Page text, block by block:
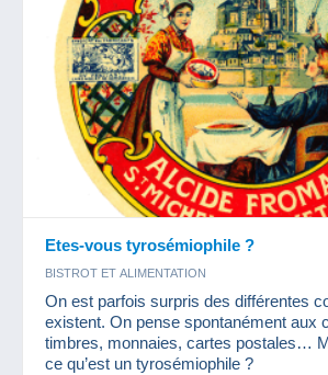
Etes-vous tyrosémiophile ?
BISTROT ET ALIMENTATION
On est parfois surpris des différentes
existent. On pense spontanément aux
timbres, monnaies, cartes postales…
ce qu’est un tyrosémiophile ?